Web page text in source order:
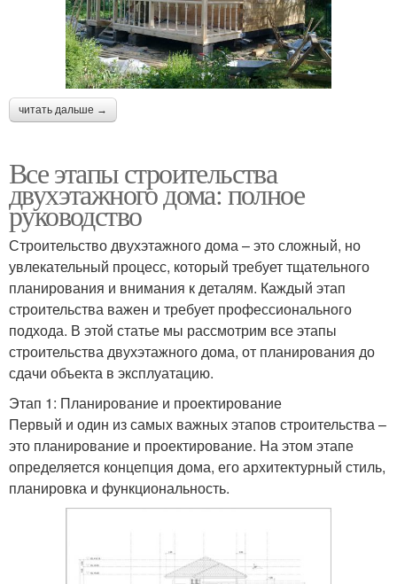
читать дальше →
Все этапы строительства
двухэтажного дома: полное
руководство
Строительство двухэтажного дома – это сложный, но
увлекательный процесс, который требует тщательного
планирования и внимания к деталям. Каждый этап
строительства важен и требует профессионального
подхода. В этой статье мы рассмотрим все этапы
строительства двухэтажного дома, от планирования до
сдачи объекта в эксплуатацию.
Этап 1: Планирование и проектирование
Первый и один из самых важных этапов строительства –
это планирование и проектирование. На этом этапе
определяется концепция дома, его архитектурный стиль,
планировка и функциональность.